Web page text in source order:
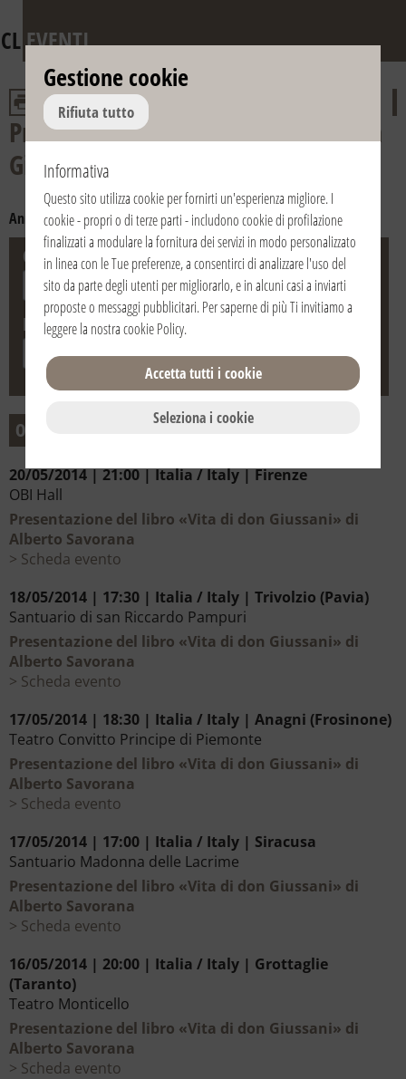
CLEVENTI
Presentazioni del libro «Vita di don
Giussani»
Anno: 2019 2018 2017 2016 2015 2014 2013
Città Stato
Data
05
20/05/2014 | 21:00 | Italia / Italy | Firenze
OBI Hall
Presentazione del libro «Vita di don Giussani» di
Alberto Savorana
Scheda evento
18/05/2014 | 17:30 | Italia / Italy | Trivolzio (Pavia)
Santuario di san Riccardo Pampuri
Presentazione del libro «Vita di don Giussani» di
Alberto Savorana
Scheda evento
17/05/2014 | 18:30 | Italia / Italy | Anagni (Frosinone)
Teatro Convitto Principe di Piemonte
Presentazione del libro «Vita di don Giussani» di
Alberto Savorana
Scheda evento
17/05/2014 | 17:00 | Italia / Italy | Siracusa
Santuario Madonna delle Lacrime
Presentazione del libro «Vita di don Giussani» di
Alberto Savorana
Scheda evento
16/05/2014 | 20:00 | Italia / Italy | Grottaglie
(Taranto)
Teatro Monticello
Presentazione del libro «Vita di don Giussani» di
Alberto Savorana
Scheda evento
Gestione cookie
Rifiuta tutto
Informativa
Questo sito utilizza cookie per fornirti un'esperienza migliore. I
cookie - propri o di terze parti - includono cookie di profilazione
finalizzati a modulare la fornitura dei servizi in modo personalizzato
in linea con le Tue preferenze, a consentirci di analizzare l'uso del
sito da parte degli utenti per migliorarlo, e in alcuni casi a inviarti
proposte o messaggi pubblicitari. Per saperne di più Ti invitiamo a
leggere la nostracookie Policy.
Seleziona i cookie
Accetta tutti i cookie